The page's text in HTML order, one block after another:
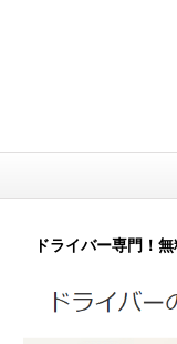
ドライバー専門！